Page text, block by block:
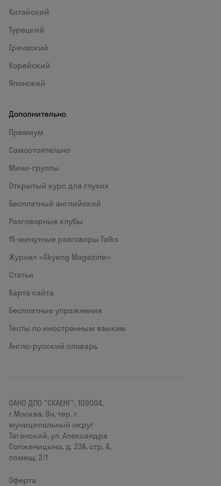
Китайский
Турецкий
Греческий
Корейский
Японский
Дополнительно
Премиум
Самостоятельно
Мини-группы
Открытый курс для глухих
Бесплатный английский
Разговорные клубы
15‑минутные разговоры Talks
Журнал «Skyeng Magazine»
Статьи
Карта сайта
Бесплатные упражнения
Тесты по иностранным языкам
Англо-русский словарь
ОАНО ДПО "СКАЕНГ", 109004,
г.Москва, Вн. тер. г.
муниципальный округ
Таганский, ул. Александра
Солженицына, д. 23А, стр. 4,
помещ. 2/1
Оферта